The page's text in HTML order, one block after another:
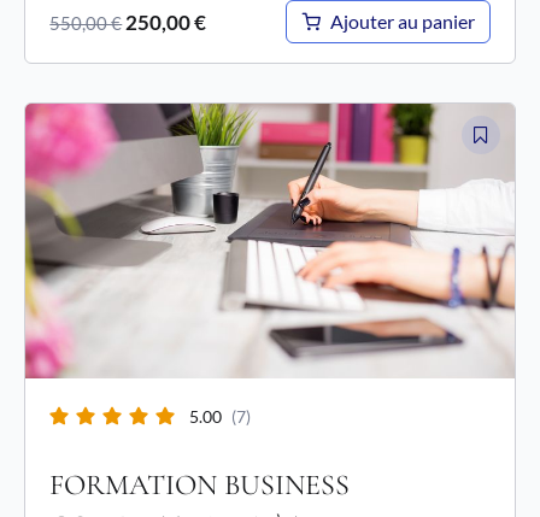
550,00€ 250,00€ Ajouter au panier
5.00 (7)
FORMATION BUSINESS